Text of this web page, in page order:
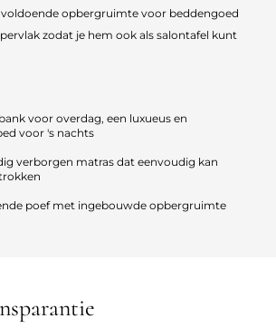
opbergruimte voor beddengoed
zodat je hem ook als salontafel kunt
voor overdag, een luxueus en
voor 's nachts
verborgen matras dat eenvoudig kan
poef met ingebouwde opbergruimte